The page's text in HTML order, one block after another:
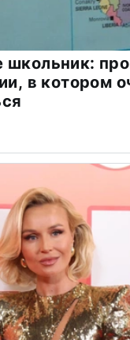
школьник:
в котором